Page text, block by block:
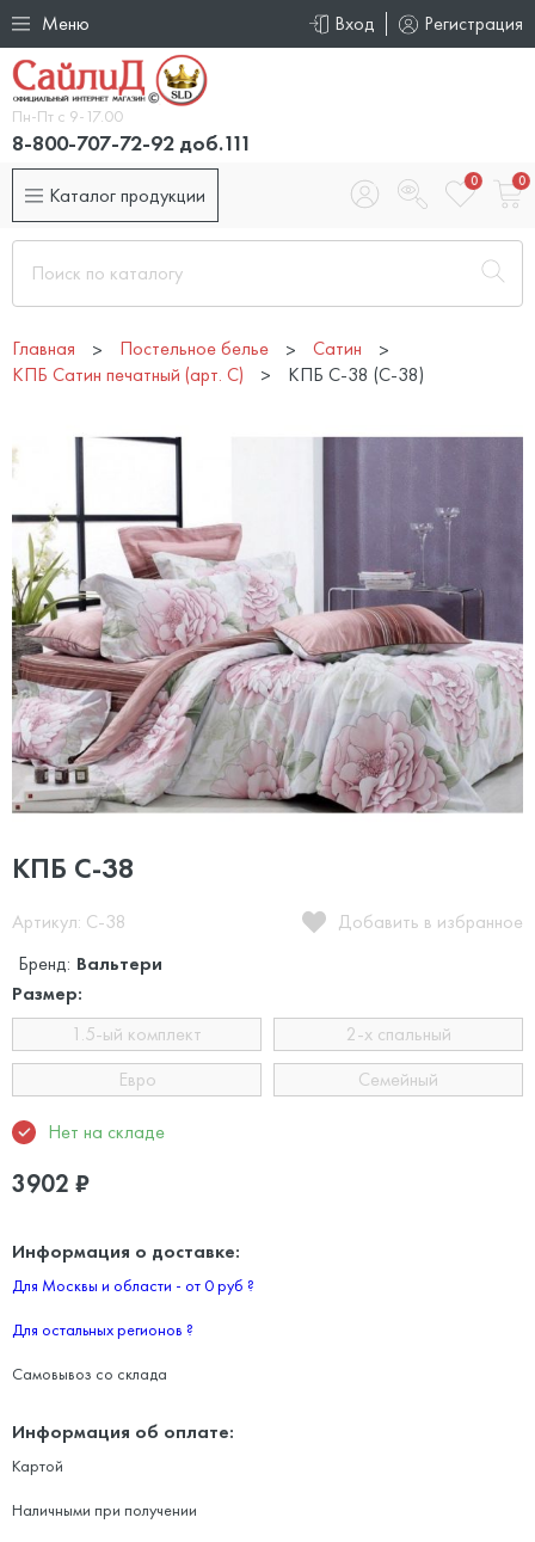
Меню Вход Регистрация
Пн-Пт с 9-17.00
8-800-707-72-92 доб.111
Каталог продукции
0 0
Главная Постельное белье
Сатин
КПБ Сатин печатный (арт. С)
КПБ C-38 (C-38)
КПБ C-38
Артикул: C-38
Добавить в избранное
Бренд: Вальтери
Размер:
1.5-ый комплект
2-х спальный
Евро
Семейный
Нет на складе
3902 ₽
Информация о доставке:
Для Москвы и области - от 0 руб ?
Для остальных регионов ?
Самовывоз со склада
Информация об оплате:
Картой
Наличными при получении